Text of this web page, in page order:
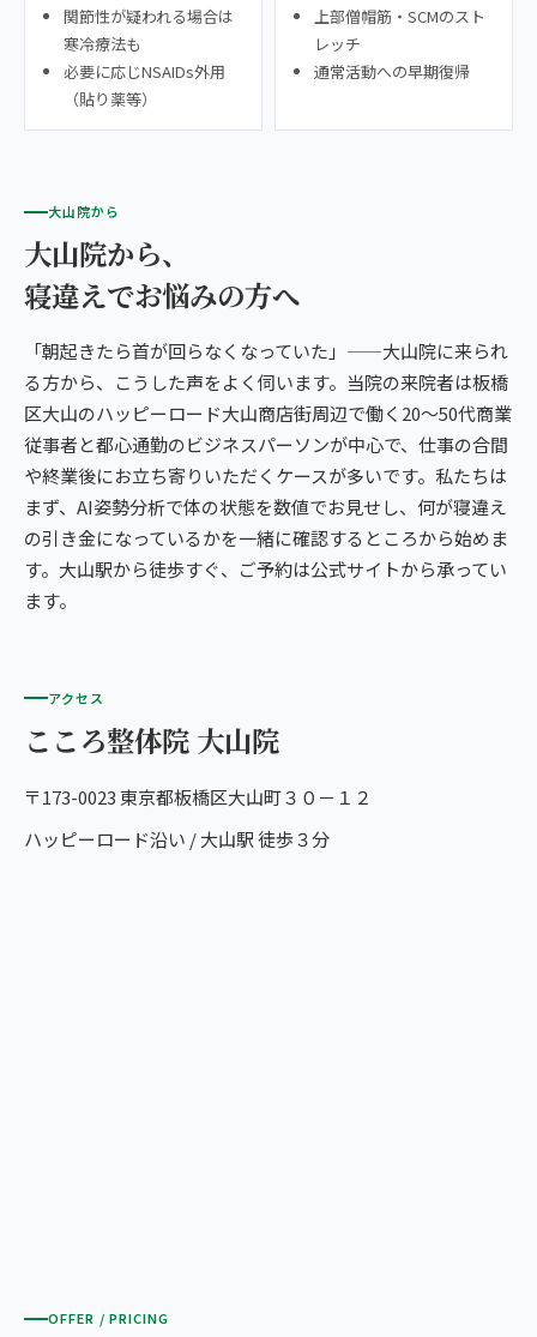
関節性が疑われる場合は
寒冷療法も
必要に応じNSAIDs外用
（貼り薬等）
上部僧帽筋・SCMのスト
レッチ
通常活動への早期復帰
大山院から
大山院から、
寝違えでお悩みの方へ
「朝起きたら首が回らなくなっていた」——大山院に来られ
る方から、こうした声をよく伺います。当院の来院者は板橋
区大山のハッピーロード大山商店街周辺で働く20〜50代商業
従事者と都心通勤のビジネスパーソンが中心で、仕事の合間
や終業後にお立ち寄りいただくケースが多いです。私たちは
まず、AI姿勢分析で体の状態を数値でお見せし、何が寝違え
の引き金になっているかを一緒に確認するところから始めま
す。大山駅から徒歩すぐ、ご予約は公式サイトから承ってい
ます。
アクセス
こころ整体院 大山院
〒173-0023 東京都板橋区大山町３０－１２
ハッピーロード沿い / 大山駅 徒歩３分
OFFER / PRICING